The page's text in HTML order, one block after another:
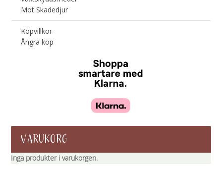
Mot Skadedjur
Köpvillkor
Ångra köp
VARUKORG
Inga produkter i varukorgen.